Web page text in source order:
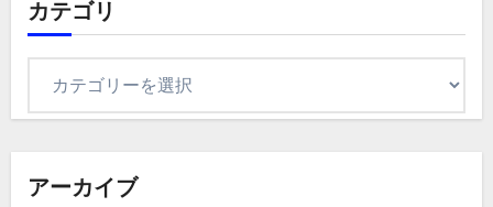
カテゴリ
アーカイブ